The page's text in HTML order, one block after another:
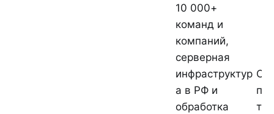
10 000+
команд и
компаний,
серверная
инфраструктур
а в РФ и
обработка